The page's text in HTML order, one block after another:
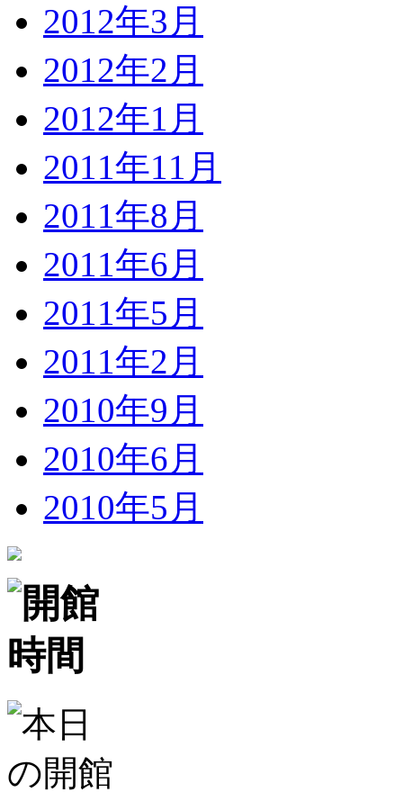
2012年3月
2012年2月
2012年1月
2011年11月
2011年8月
2011年6月
2011年5月
2011年2月
2010年9月
2010年6月
2010年5月